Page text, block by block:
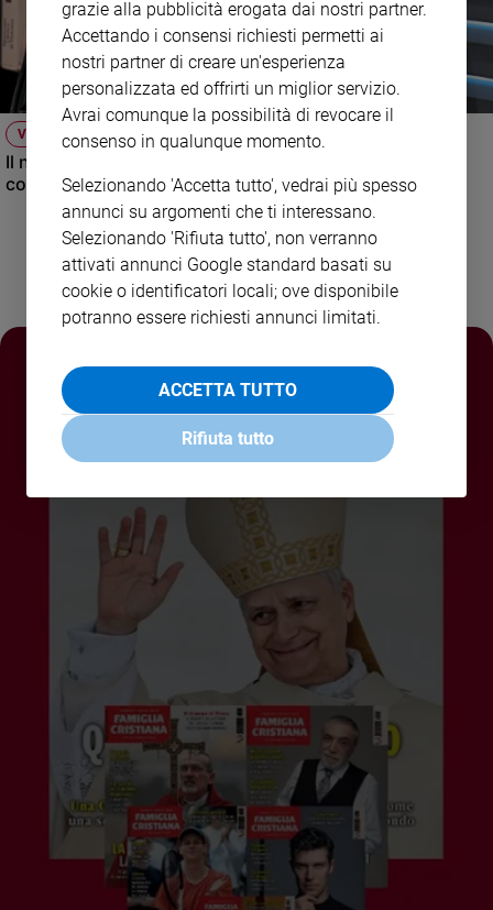
siamo
Pubblicità
Registrati
VIDEO
Il nuovo numero di Famiglia Cristiana raccontato dal
condirettore.
grazie alla pubblicità erogata dai nostri partner.
Accettando i consensi richiesti permetti ai
nostri partner di creare un'esperienza
personalizzata ed offrirti un miglior servizio.
Avrai comunque la possibilità di revocare il
consenso in qualunque momento.
Selezionando 'Accetta tutto', vedrai più spesso
annunci su argomenti che ti interessano.
Selezionando 'Rifiuta tutto', non verranno
attivati annunci Google standard basati su
cookie o identificatori locali; ove disponibile
potranno essere richiesti annunci limitati.
ACCETTA TUTTO
Rifiuta tutto